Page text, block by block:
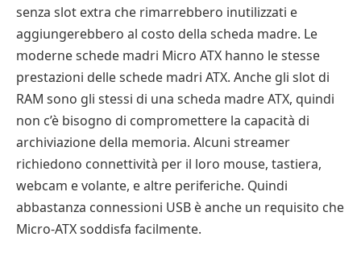
senza slot extra che rimarrebbero inutilizzati e
aggiungerebbero al costo della scheda madre. Le
moderne schede madri Micro ATX hanno le stesse
prestazioni delle schede madri ATX. Anche gli slot di
RAM sono gli stessi di una scheda madre ATX, quindi
non c’è bisogno di compromettere la capacità di
archiviazione della memoria. Alcuni streamer
richiedono connettività per il loro mouse, tastiera,
webcam e volante, e altre periferiche. Quindi
abbastanza connessioni USB è anche un requisito che
Micro-ATX soddisfa facilmente.